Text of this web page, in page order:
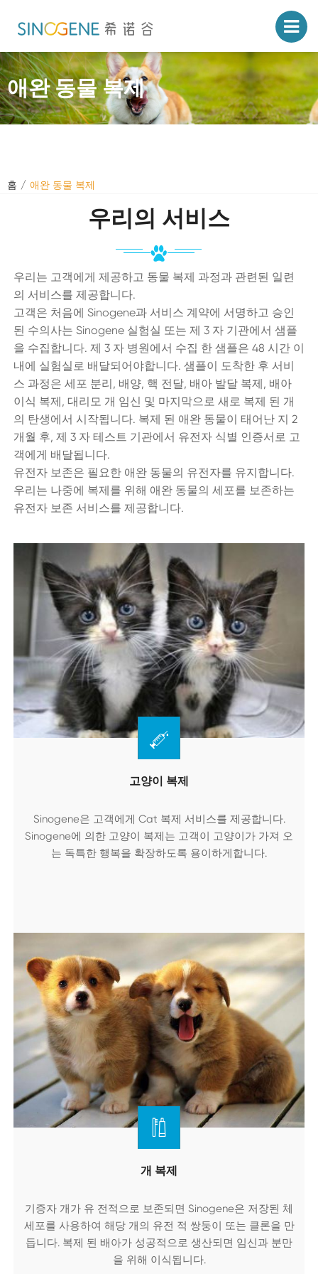
애완 동물 복제
홈 애완 동물 복제
우리의 서비스
우리는 고객에게 제공하고 동물 복제 과정과 관련된 일련
의 서비스를 제공합니다.
고객은 처음에 Sinogene과 서비스 계약에 서명하고 승인
된 수의사는 Sinogene 실험실 또는 제 3 자 기관에서 샘플
을 수집합니다. 제 3 자 병원에서 수집 한 샘플은 48 시간 이
내에 실험실로 배달되어야합니다. 샘플이 도착한 후 서비
스 과정은 세포 분리, 배양, 핵 전달, 배아 발달 복제, 배아
이식 복제, 대리모 개 임신 및 마지막으로 새로 복제 된 개
의 탄생에서 시작됩니다. 복제 된 애완 동물이 태어난 지 2
개월 후, 제 3 자 테스트 기관에서 유전자 식별 인증서로 고
객에게 배달됩니다.
유전자 보존은 필요한 애완 동물의 유전자를 유지합니다.
우리는 나중에 복제를 위해 애완 동물의 세포를 보존하는
유전자 보존 서비스를 제공합니다.
고양이 복제
Sinogene은 고객에게 Cat 복제 서비스를 제공합니다.
Sinogene에 의한 고양이 복제는 고객이 고양이가 가져 오
는 독특한 행복을 확장하도록 용이하게합니다.
개 복제
기증자 개가 유 전적으로 보존되면 Sinogene은 저장된 체
세포를 사용하여 해당 개의 유전 적 쌍둥이 또는 클론을 만
듭니다. 복제 된 배아가 성공적으로 생산되면 임신과 분만
을 위해 이식됩니다.